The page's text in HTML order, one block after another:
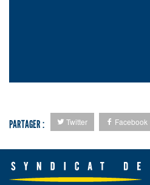
PARTAGER : Twitter Facebook